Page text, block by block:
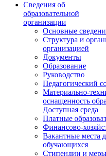
Сведения об
образовательной
организации
Основные
Структура и
организацией
Документы
Образование
Руководство
Педагогический
Материально-
оснащенность
Доступная среда
Платные
Финансово-
Вакантные места
обучающихся
Стипендии и